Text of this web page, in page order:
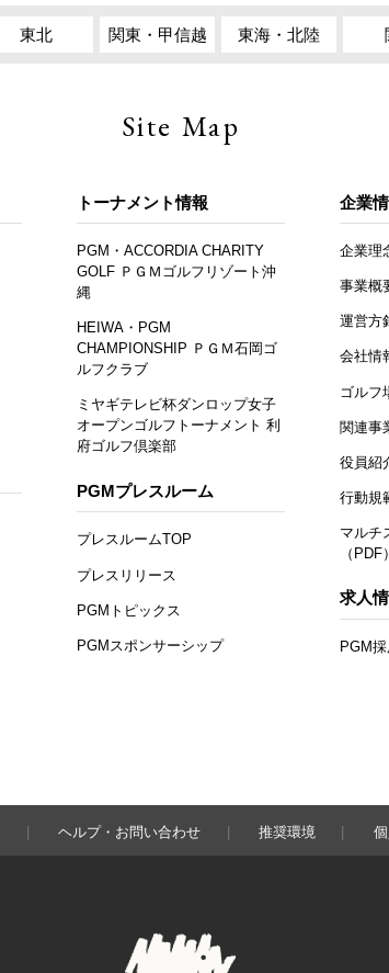
東北 関東・甲信越 東海・北陸
Site Map
トーナメント情報
PGM・ACCORDIA CHARITY
GOLF ＰＧＭゴルフリゾート沖
縄
HEIWA・PGM
CHAMPIONSHIP ＰＧＭ石岡ゴ
ルフクラブ
ミヤギテレビ杯ダンロップ女子
オープンゴルフトーナメント 利
府ゴルフ倶楽部
PGMプレスルーム
プレスルームTOP
プレスリリース
PGMトピックス
PGMスポンサーシップ
企業
企業理
事業概
運営方
会社情
ゴルフ
関連事
役員紹
行動規
マルチ
（PDF）
求人
PGM
ヘルプ・お問い合わせ 推奨環境